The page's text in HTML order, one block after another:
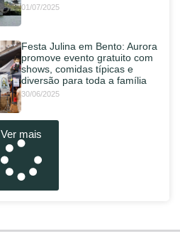
01/07/2025
Festa Julina em Bento: Aurora
promove evento gratuito com
shows, comidas típicas e
diversão para toda a família
30/06/2025
Ver mais